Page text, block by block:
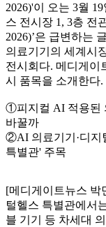
2026)'이 오는 3월
스 전시장 1, 3층 전
2026)’은 급변하는
의료기기의 세계시
전시회다. 메디게이
시 품목을 소개한다.
①피지컬 AI 적용된
바꿀까
②AI 의료기기·디지
특별관' 주목
[메디게이트뉴스 박
털헬스 특별관에서
블 기기 등 차세대